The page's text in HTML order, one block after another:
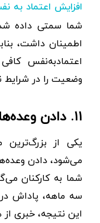
افزایش اعتماد به
شما سمتی داده
اطمینان داشت،
اعتمادبه‌نفس
وضعیت را در شرایط
۱۱. دادن وعده‌های پوچ
یکی از
می‌شود، دادن
شما به کارکنان
سه ماهه، پاداش
این نتیجه، خبری